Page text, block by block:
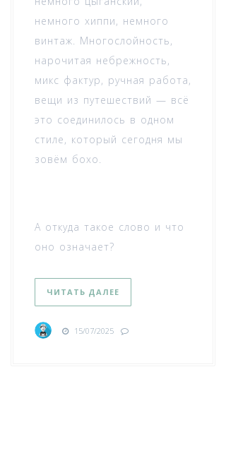
немного хиппи, немного
винтаж. Многослойность,
нарочитая небрежность,
микс фактур, ручная работа,
вещи из путешествий — всё
это соединилось в одном
стиле, который сегодня мы
зовём бохо.
А откуда такое слово и что
оно означает?
ЧИТАТЬ ДАЛЕЕ
15/07/2025